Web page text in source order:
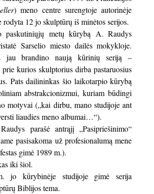
) meno centre surengtoje autorinėje
rodyta 12 jo skulptūrų iš minėtos serijos.
paskutiniųjų metų kūrybą A. Raudys
Sarselio miesto dailės mokykloje.
brandino naują kūrinių seriją –
prie kurios skulptorius dirba pastaruosius
Pats dailininkas šio laikotarpio kūrybą
abstrakcionizmui, kuriam būdingi
motyvai („kai dirbu, mano studijoje ant
liaudies meno albumai…“).
parašė antrąjį „Pasipriešinimo“
pasisakoma už profesionalumą mene
gimė 1989 m.).
iki šiol.
jo kūrybinėje studijoje gimė serija
Biblijos tema.